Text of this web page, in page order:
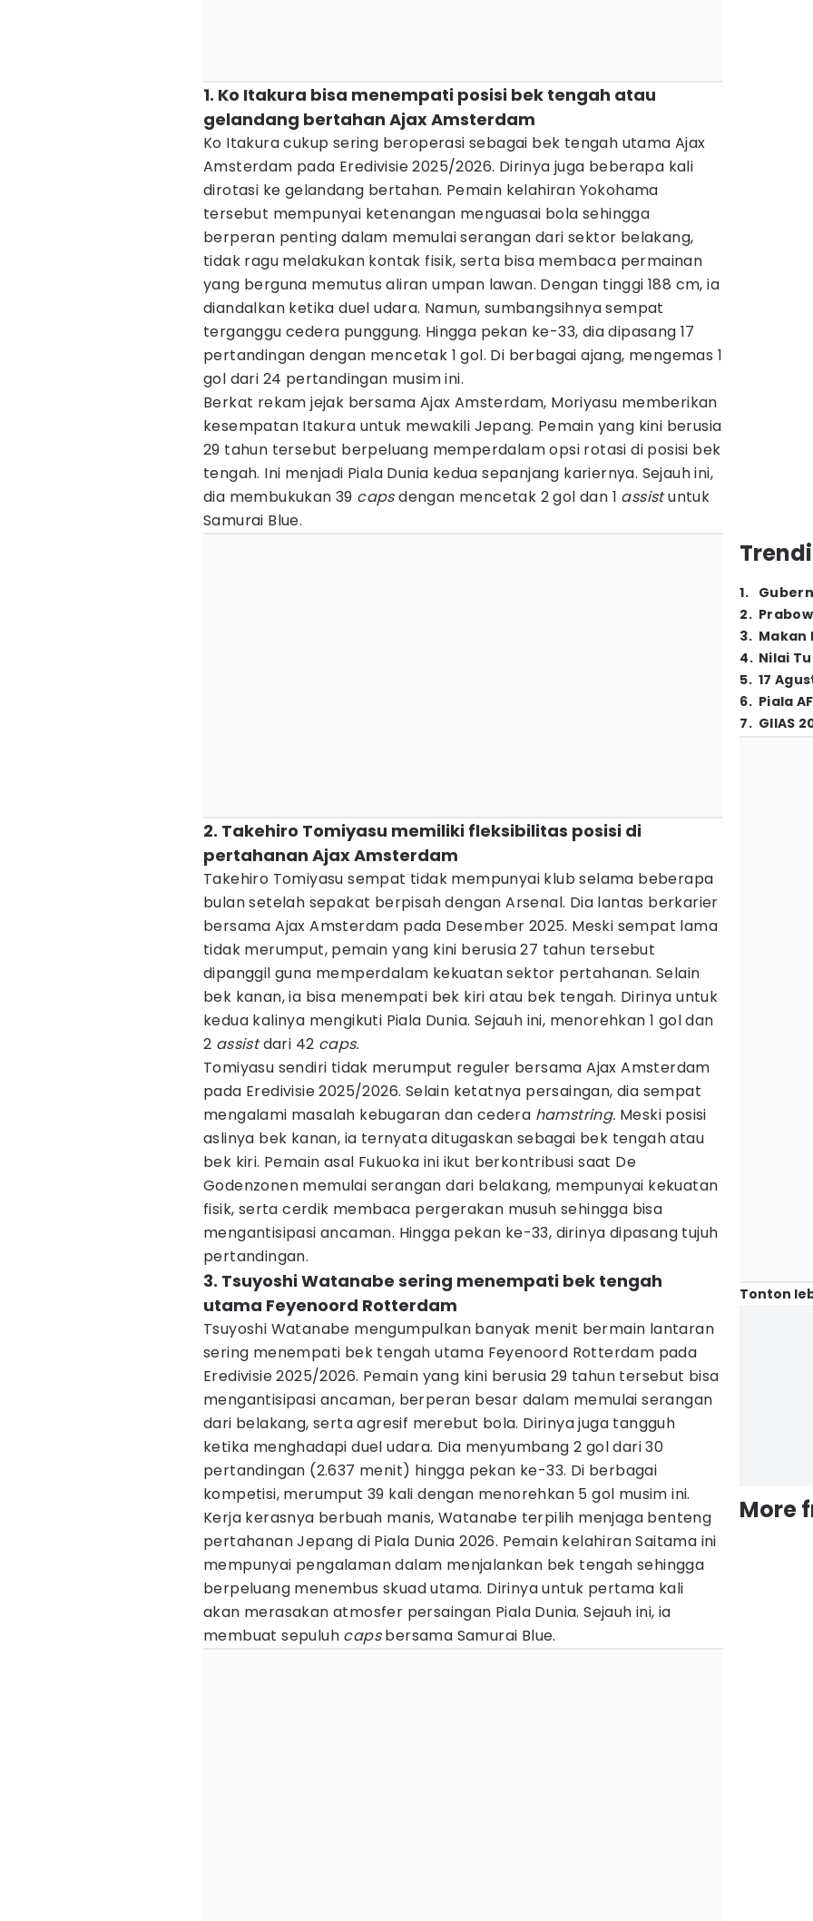
1. Ko Itakura bisa menempati posisi bek tengah atau
gelandang bertahan Ajax Amsterdam
Ko Itakura cukup sering beroperasi sebagai bek tengah utama Ajax
Amsterdam pada Eredivisie 2025/2026. Dirinya juga beberapa kali
dirotasi ke gelandang bertahan. Pemain kelahiran Yokohama
tersebut mempunyai ketenangan menguasai bola sehingga
berperan penting dalam memulai serangan dari sektor belakang,
tidak ragu melakukan kontak fisik, serta bisa membaca permainan
yang berguna memutus aliran umpan lawan. Dengan tinggi 188 cm, ia
diandalkan ketika duel udara. Namun, sumbangsihnya sempat
terganggu cedera punggung. Hingga pekan ke-33, dia dipasang 17
pertandingan dengan mencetak 1 gol. Di berbagai ajang, mengemas 1
gol dari 24 pertandingan musim ini.
Berkat rekam jejak bersama Ajax Amsterdam, Moriyasu memberikan
kesempatan Itakura untuk mewakili Jepang. Pemain yang kini berusia
29 tahun tersebut berpeluang memperdalam opsi rotasi di posisi bek
tengah. Ini menjadi Piala Dunia kedua sepanjang kariernya. Sejauh ini,
dia membukukan 39 capsdengan mencetak 2 gol dan 1 assistuntuk
Samurai Blue.
2. Takehiro Tomiyasu memiliki fleksibilitas posisi di
pertahanan Ajax Amsterdam
Takehiro Tomiyasu sempat tidak mempunyai klub selama beberapa
bulan setelah sepakat berpisah dengan Arsenal. Dia lantas berkarier
bersama Ajax Amsterdam pada Desember 2025. Meski sempat lama
tidak merumput, pemain yang kini berusia 27 tahun tersebut
dipanggil guna memperdalam kekuatan sektor pertahanan. Selain
bek kanan, ia bisa menempati bek kiri atau bek tengah. Dirinya untuk
kedua kalinya mengikuti Piala Dunia. Sejauh ini, menorehkan 1 gol dan
2 assistdari 42 caps.
Tomiyasu sendiri tidak merumput reguler bersama Ajax Amsterdam
pada Eredivisie 2025/2026. Selain ketatnya persaingan, dia sempat
mengalami masalah kebugaran dan cedera hamstring. Meski posisi
aslinya bek kanan, ia ternyata ditugaskan sebagai bek tengah atau
bek kiri. Pemain asal Fukuoka ini ikut berkontribusi saat De
Godenzonen memulai serangan dari belakang, mempunyai kekuatan
fisik, serta cerdik membaca pergerakan musuh sehingga bisa
mengantisipasi ancaman. Hingga pekan ke-33, dirinya dipasang tujuh
pertandingan.
3. Tsuyoshi Watanabe sering menempati bek tengah
utama Feyenoord Rotterdam
Tsuyoshi Watanabe mengumpulkan banyak menit bermain lantaran
sering menempati bek tengah utama Feyenoord Rotterdam pada
Eredivisie 2025/2026. Pemain yang kini berusia 29 tahun tersebut bisa
mengantisipasi ancaman, berperan besar dalam memulai serangan
dari belakang, serta agresif merebut bola. Dirinya juga tangguh
ketika menghadapi duel udara. Dia menyumbang 2 gol dari 30
pertandingan (2.637 menit) hingga pekan ke-33. Di berbagai
kompetisi, merumput 39 kali dengan menorehkan 5 gol musim ini.
Kerja kerasnya berbuah manis, Watanabe terpilih menjaga benteng
pertahanan Jepang di Piala Dunia 2026. Pemain kelahiran Saitama ini
mempunyai pengalaman dalam menjalankan bek tengah sehingga
berpeluang menembus skuad utama. Dirinya untuk pertama kali
akan merasakan atmosfer persaingan Piala Dunia. Sejauh ini, ia
membuat sepuluh capsbersama Samurai Blue.
1.
2.
3. Makan
4. Nilai
5. 17
6. Piala
7. GIIAS
Tonton
More